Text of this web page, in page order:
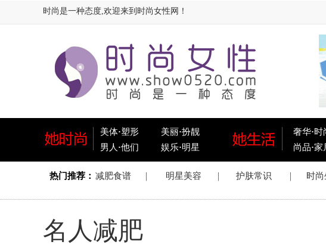
时尚是一种态度,欢迎来到时尚女性网！
美体·塑形 美丽·扮靓
男人 ·他们 娱乐·明星
奢华·时
尚品·家
名人减肥